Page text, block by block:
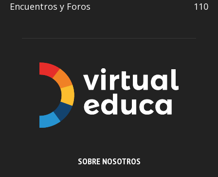
Encuentros y Foros
110
SOBRE NOSOTROS